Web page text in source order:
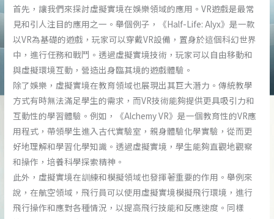
首先，讓我們來探討虛擬實境在娛樂領域的應用。VR遊戲是最常
見和引人注目的應用之一。舉個例子，《Half-Life: Alyx》是一款
以VR為基礎的遊戲，玩家可以穿戴VR設備，置身於這個科幻世界
中，進行任務和戰鬥。透過虛擬實境技術，玩家可以自由移動和
與虛擬環境互動，營造出身臨其境的遊戲體驗。
除了娛樂，虛擬實境在教育領域也展現出其巨大潛力。傳統教學
方式有時無法滿足學生的需求，而VR技術能夠提供更具吸引力和
互動性的學習體驗。例如，《Alchemy VR》是一個教育性的VR應
用程式，帶領學生進入古代實驗室，親身體驗化學實驗，從而更
好地理解和學習化學知識。透過虛擬實境，學生能夠直觀地觀察
和操作，培養科學探索精神。
此外，虛擬實境在訓練和模擬領域也發揮著重要的作用。舉例來
說，在航空領域，飛行員可以使用虛擬實境模擬飛行環境，進行
飛行操作和應對各種情況，以提高飛行技能和反應速度。同樣